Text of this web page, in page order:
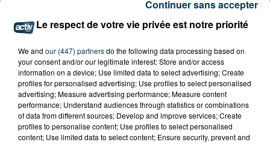
ARRÊTÉ POUR LES ACTIVITÉS DE...
Le respect de votre vie privée est notre priorité
We and our (447) partnersdo the following data processing based on
your consent and/or our legitimate interest: Store and/or access
information on a device; Use limited data to select advertising; Create
profiles for personalised advertising; Use profiles to select personalised
advertising; Measure advertising performance; Measure content
performance; Understand audiences through statistics or combinations
of data from different sources; Develop and improve services; Create
profiles to personalise content; Use profiles to select personalised
content; Use limited data to select content; Ensure security, prevent and
Continuer sans accepter